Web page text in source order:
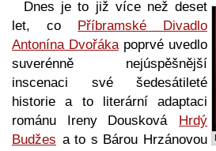
Dnes je to již více než deset
let, co Příbramské Divadlo
Antonína Dvořákapoprvé uvedlo
suverénně nejúspěšnější
inscenaci své šedesátileté
historie a to literární adaptaci
románu Ireny Dousková
Hrdý
Budžes a to s Bárou Hrzánovou